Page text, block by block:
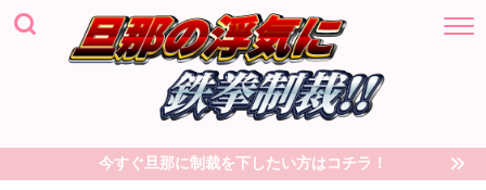
今すぐ旦那に制裁を下したい方はコチラ！